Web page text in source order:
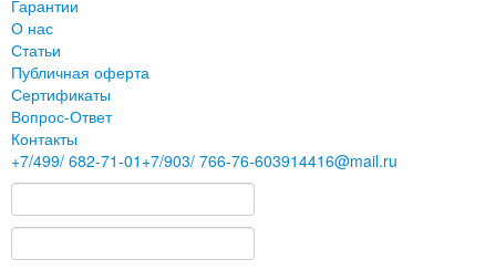
Гарантии
О нас
Статьи
Публичная оферта
Сертификаты
Вопрос-Ответ
Контакты
+7/499/ 682-71-01 +7/903/ 766-76-603914416@mail.ru